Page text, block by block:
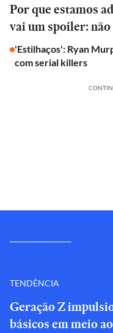
Por que estamos
vai um spoiler:
'Estilhaços': Ryan
com serial killers
TENDÊNCIA
Geração Z
básicos em meio